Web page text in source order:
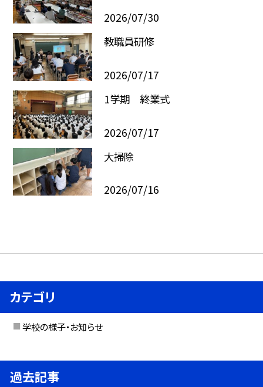
2026/07/30
教職員研修
2026/07/17
1学期 終業式
2026/07/17
大掃除
2026/07/16
カテゴリ
学校の様子・お知らせ
過去記事